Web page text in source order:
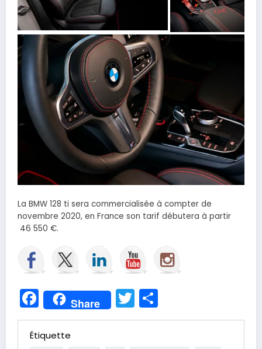
La BMW 128 ti sera commercialisée à compter de
novembre 2020, en France son tarif débutera à partir
46 550 €.
Facebook
Share Twitter
Étiquette